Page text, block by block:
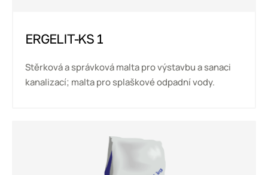
ERGELIT-KS 1
Stěrková a správková malta pro výstavbu a sanaci
kanalizací; malta pro splaškové odpadní vody.